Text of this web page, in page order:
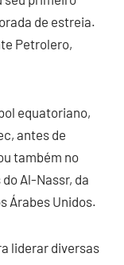
de estreia.
Petrolero,
equatoriano,
antes de
também no
Al-Nassr, da
Árabes Unidos.
liderar diversas